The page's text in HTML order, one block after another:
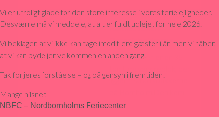
Rokkestenen i
Paradisbakkerne
Rokkestenen er en 35
ligger i Paradisbakkerne
til...
Vi er utroligt glade for den store interesse i vores ferielejligheder.
Desværre må vi meddele, at alt er fuldt udlejet for hele 2026.
Vi beklager, at vi ikke kan tage imod flere gæster i år, men vi håber,
at vi kan byde jer velkommen en anden gang.
Tak for jeres forståelse – og på gensyn i fremtiden!
Mange hilsner,
NBFC – Nordbornholms Feriecenter